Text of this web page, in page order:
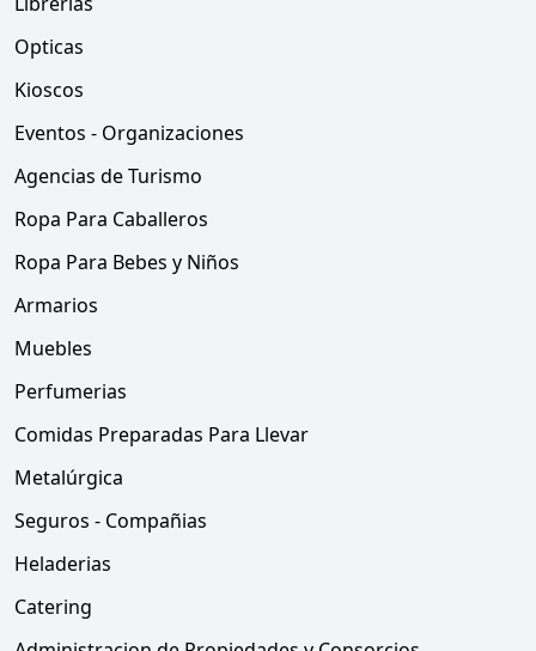
Opticas
Kioscos
Eventos - Organizaciones
Agencias de Turismo
Ropa Para Caballeros
Ropa Para Bebes y Niños
Armarios
Muebles
Perfumerias
Comidas Preparadas Para Llevar
Metalúrgica
Seguros - Compañias
Heladerias
Catering